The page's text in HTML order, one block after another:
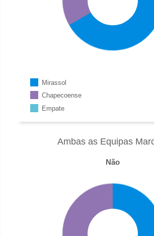
Mirassol
Chapecoense
Empate
Ambas as Equipas
Não